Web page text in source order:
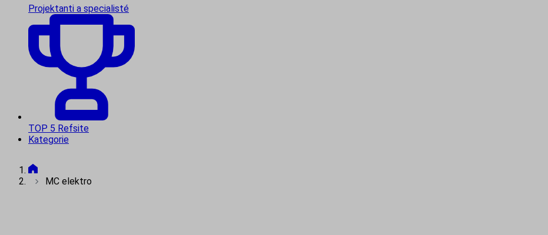
Projektanti a specialisté
TOP 5 Refsite
Kategorie
MC elektro